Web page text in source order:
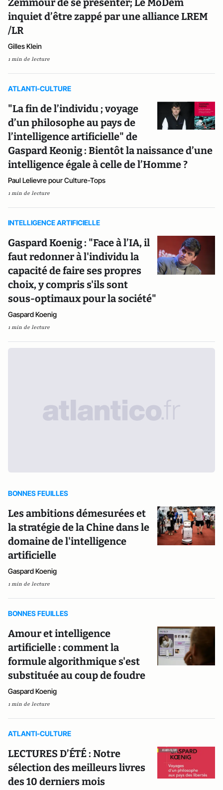
Zemmour de se présenter; Le MoDem
inquiet d’être zappé par une alliance LREM
/LR
Gilles Klein
1 min de lecture
ATLANTI-CULTURE
"La fin de l’individu ; voyage
d’un philosophe au pays de
l’intelligence artificielle" de
Gaspard Keonig : Bientôt la naissance d’une
intelligence égale à celle de l’Homme ?
Paul Lelievre pour Culture-Tops
1 min de lecture
INTELLIGENCE ARTIFICIELLE
Gaspard Koenig : "Face à l’IA, il
faut redonner à l'individu la
capacité de faire ses propres
choix, y compris s'ils sont
sous-optimaux pour la société"
Gaspard Koenig
1 min de lecture
BONNES FEUILLES
Les ambitions démesurées et
la stratégie de la Chine dans le
domaine de l'intelligence
artificielle
Gaspard Koenig
1 min de lecture
BONNES FEUILLES
Amour et intelligence
artificielle : comment la
formule algorithmique s'est
substituée au coup de foudre
Gaspard Koenig
1 min de lecture
ATLANTI-CULTURE
LECTURES D’ÉTÉ : Notre
sélection des meilleurs livres
des 10 derniers mois